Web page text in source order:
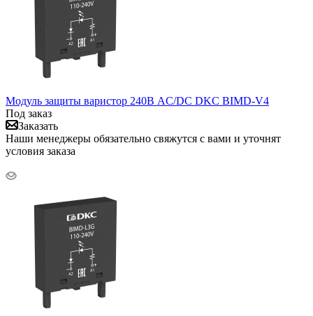
Модуль защиты варистор 240В AC/DC DKC BIMD-V4
Под заказ
Заказать
Наши менеджеры обязательно свяжутся с вами и уточнят
условия заказа